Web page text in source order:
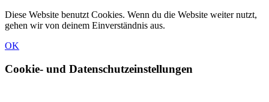
Diese Website benutzt Cookies. Wenn du die Website weiter nutzt,
gehen wir von deinem Einverständnis aus.
OK
Cookie- und Datenschutzeinstellungen